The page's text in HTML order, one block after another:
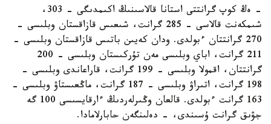
-
ەڭ كوپ گرانتتى استانا قالاسىنىڭ اكىمدىگى – 303،
شىمكەنت قالاسى - 285 گرانت، شىعىس قازاقستان وبلىسى -
270 گرانتتان ءبولدى. ودان كەيىن باتىس قازاقستان وبلىسى -
211 گرانت، اباي وبلىسى مەن تۇركىستان وبلىسى - 200
گرانتتان، اقمولا وبلىسى - 199 گرانت، قاراعاندى وبلىسى -
198 گرانت، اتىراۋ وبلىسى - 187 گرانت، ماڭعىستاۋ وبلىسى -
163 گرانت ءبولدى. قالعان وڭىرلەردىڭ ءارقايسىسى 100 گە
جۋىق گرانت ۇسىندى، - دەلىنگەن حابارلامادا.